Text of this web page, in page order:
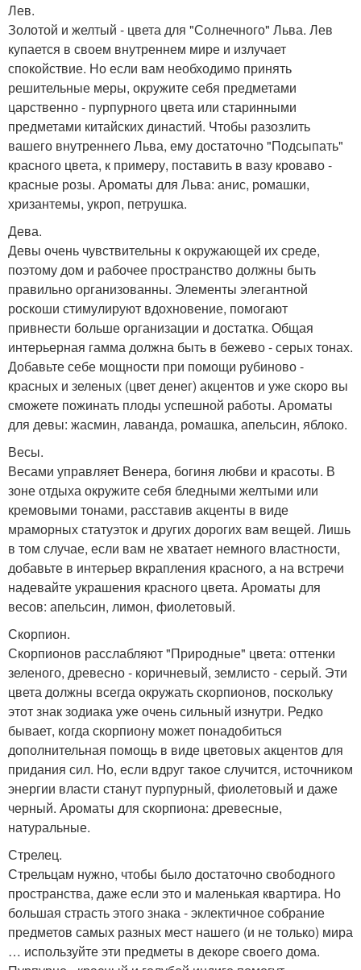
Лев.
Золотой и желтый - цвета для "Солнечного" Льва. Лев
купается в своем внутреннем мире и излучает
спокойствие. Но если вам необходимо принять
решительные меры, окружите себя предметами
царственно - пурпурного цвета или старинными
предметами китайских династий. Чтобы разозлить
вашего внутреннего Льва, ему достаточно "Подсыпать"
красного цвета, к примеру, поставить в вазу кроваво -
красные розы. Ароматы для Льва: анис, ромашки,
хризантемы, укроп, петрушка.
Дева.
Девы очень чувствительны к окружающей их среде,
поэтому дом и рабочее пространство должны быть
правильно организованны. Элементы элегантной
роскоши стимулируют вдохновение, помогают
привнести больше организации и достатка. Общая
интерьерная гамма должна быть в бежево - серых тонах.
Добавьте себе мощности при помощи рубиново -
красных и зеленых (цвет денег) акцентов и уже скоро вы
сможете пожинать плоды успешной работы. Ароматы
для девы: жасмин, лаванда, ромашка, апельсин, яблоко.
Весы.
Весами управляет Венера, богиня любви и красоты. В
зоне отдыха окружите себя бледными желтыми или
кремовыми тонами, расставив акценты в виде
мраморных статуэток и других дорогих вам вещей. Лишь
в том случае, если вам не хватает немного властности,
добавьте в интерьер вкрапления красного, а на встречи
надевайте украшения красного цвета. Ароматы для
весов: апельсин, лимон, фиолетовый.
Скорпион.
Скорпионов расслабляют "Природные" цвета: оттенки
зеленого, древесно - коричневый, землисто - серый. Эти
цвета должны всегда окружать скорпионов, поскольку
этот знак зодиака уже очень сильный изнутри. Редко
бывает, когда скорпиону может понадобиться
дополнительная помощь в виде цветовых акцентов для
придания сил. Но, если вдруг такое случится, источником
энергии власти станут пурпурный, фиолетовый и даже
черный. Ароматы для скорпиона: древесные,
натуральные.
Стрелец.
Стрельцам нужно, чтобы было достаточно свободного
пространства, даже если это и маленькая квартира. Но
большая страсть этого знака - эклектичное собрание
предметов самых разных мест нашего (и не только) мира
… используйте эти предметы в декоре своего дома.